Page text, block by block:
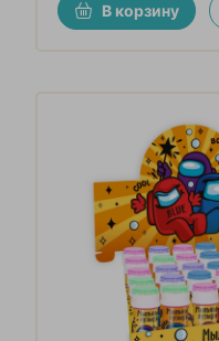
В корзину